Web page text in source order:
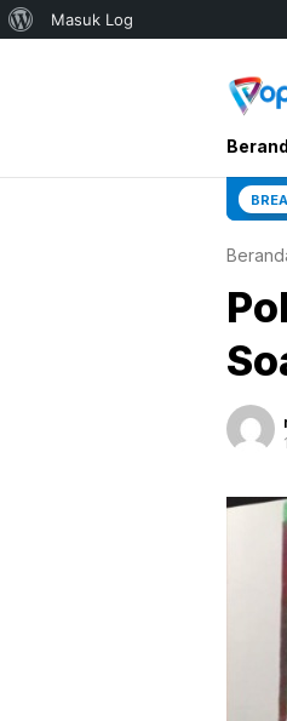
Tentang
Masuk Log
Sumur Infill Baru di Zona 4